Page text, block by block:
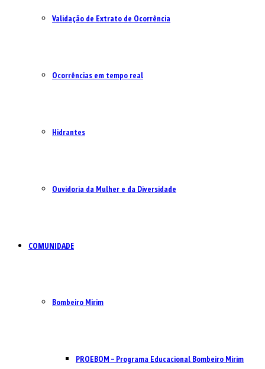
Validação de Extrato de Ocorrência
Ocorrências em tempo real
Hidrantes
Ouvidoria da Mulher e da Diversidade
COMUNIDADE
Bombeiro Mirim
PROEBOM – Programa Educacional Bombeiro Mirim